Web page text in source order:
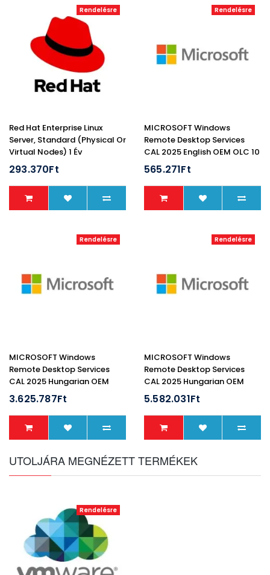
Rendelésre
Red Hat Enterprise Linux
Server, Standard (Physical Or
Virtual Nodes) 1 Év
293.370Ft
Rendelésre
MICROSOFT Windows
Remote Desktop Services
CAL 2025 English OEM OLC 10
Clt Device CAL
565.271Ft
Rendelésre
MICROSOFT Windows
Remote Desktop Services
CAL 2025 Hungarian OEM
OLC 50 Clt User CAL
3.625.787Ft
Rendelésre
MICROSOFT Windows
Remote Desktop Services
CAL 2025 Hungarian OEM
OLC 100 Clt Device CAL
5.582.031Ft
UTOLJÁRA MEGNÉZETT TERMÉKEK
Rendelésre